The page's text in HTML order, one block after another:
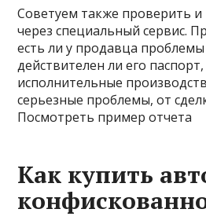
Советуем также проверить и
через специальный сервис.
есть ли у продавца
действителен ли его
исполнительные
серьезные проблемы, от
Посмотреть пример отчета
Как купить